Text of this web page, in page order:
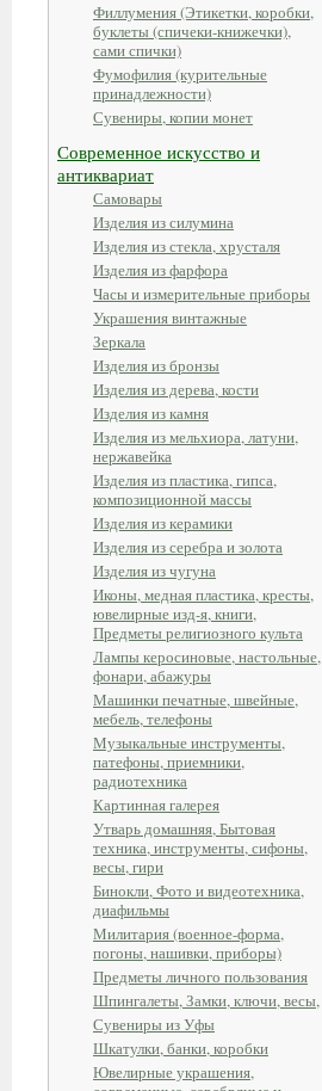
Филлумения (Этикетки, коробки,
буклеты (спичеки-книжечки),
сами спички)
Фумофилия (курительные
принадлежности)
Сувениры, копии монет
Современное искусство и
антиквариат
Самовары
Изделия из силумина
Изделия из стекла, хрусталя
Изделия из фарфора
Часы и измерительные приборы
Украшения винтажные
Зеркала
Изделия из бронзы
Изделия из дерева, кости
Изделия из камня
Изделия из мельхиора, латуни,
нержавейка
Изделия из пластика, гипса,
композиционной массы
Изделия из керамики
Изделия из серебра и золота
Изделия из чугуна
Иконы, медная пластика, кресты,
ювелирные изд-я, книги,
Предметы религиозного культа
Лампы керосиновые, настольные,
фонари, абажуры
Машинки печатные, швейные,
мебель, телефоны
Музыкальные инструменты,
патефоны, приемники,
радиотехника
Картинная галерея
Утварь домашняя, Бытовая
техника, инструменты, сифоны,
весы, гири
Бинокли, Фото и видеотехника,
диафильмы
Милитария (военное-форма,
погоны, нашивки, приборы)
Предметы личного пользования
Шпингалеты, Замки, ключи, весы,
Сувениры из Уфы
Шкатулки, банки, коробки
Ювелирные украшения,